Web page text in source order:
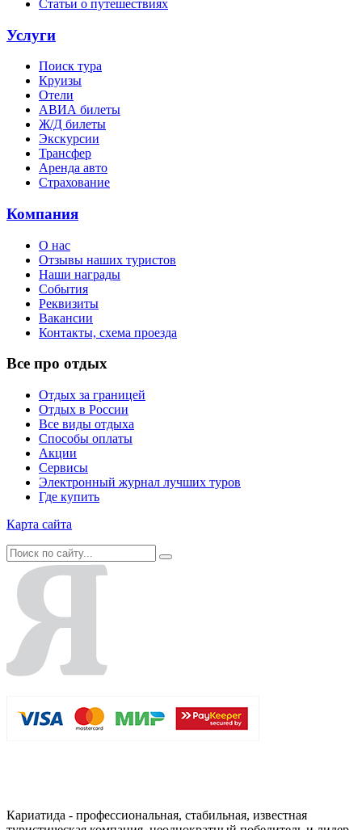
Статьи о путешествиях
Услуги
Поиск тура
Круизы
Отели
АВИА билеты
Ж/Д билеты
Экскурсии
Трансфер
Аренда авто
Страхование
Компания
О нас
Отзывы наших туристов
Наши награды
События
Реквизиты
Вакансии
Контакты, схема проезда
Все про отдых
Отдых за границей
Отдых в России
Все виды отдыха
Способы оплаты
Акции
Сервисы
Электронный журнал лучших туров
Где купить
Карта сайта
Кариатида - профессиональная, стабильная, известная